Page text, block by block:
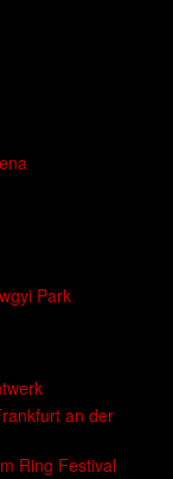
Park
an der
Ring Festival